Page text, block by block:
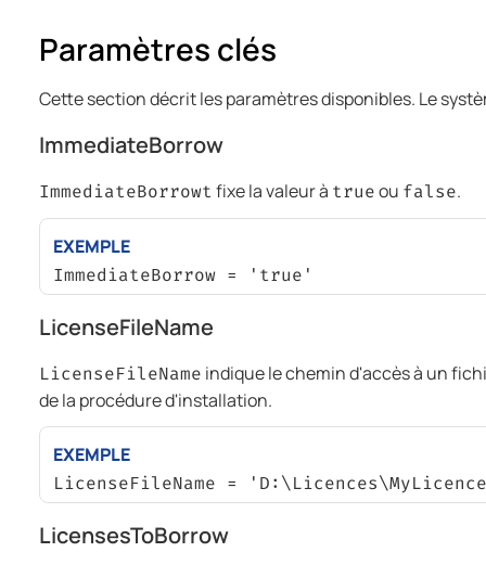
Paramètres clés
Cette section décrit les paramètres disponibles. Le
ImmediateBorrow
ImmediateBorrowt fixe la valeur à trueou false.
EXEMPLE
ImmediateBorrow = 'true'
LicenseFileName
LicenseFileName indique le chemin d'accès à un
de la procédure d'installation.
EXEMPLE
LicenseFileName =
LicensesToBorrow